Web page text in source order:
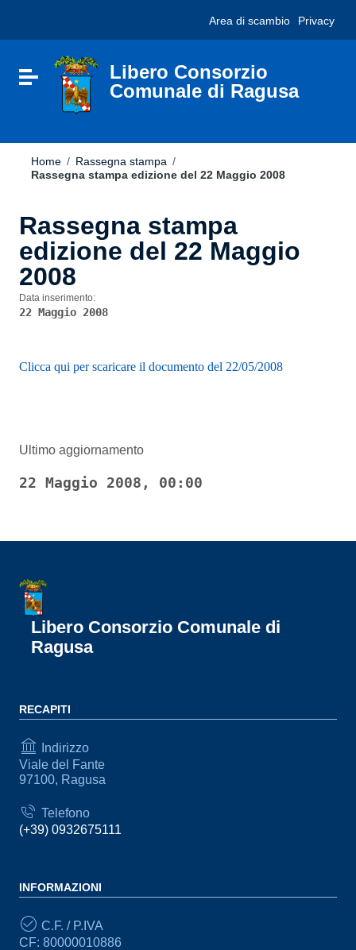
sito
include
Vai al footer
Area di scambio Privacy
Attiva / disattiva la navigazione
Libero Consorzio
Comunale di Ragusa
Home / Rassegna stampa /
Rassegna stampa edizione del 22 Maggio 2008
Rassegna stampa
edizione del 22 Maggio
2008
Data inserimento:
22 Maggio 2008
Clicca qui per scaricare il documento del 22/05/2008
Ultimo aggiornamento
22 Maggio 2008, 00:00
Libero Consorzio Comunale di
Ragusa
RECAPITI
Indirizzo
Viale del Fante
97100, Ragusa
Telefono
(+39) 0932675111
INFORMAZIONI
C.F. / P.IVA
CF: 80000010886